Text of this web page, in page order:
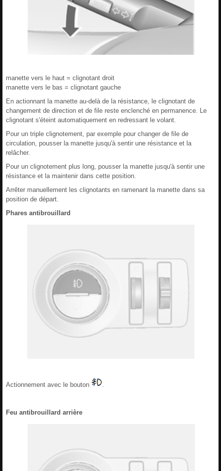
manette vers le haut = clignotant droit
manette vers le bas = clignotant gauche
En actionnant la manette au-delà de la résistance, le clignotant de
changement de direction et de file reste enclenché en permanence. Le
clignotant s'éteint automatiquement en redressant le volant.
Pour un triple clignotement, par exemple pour changer de file de
circulation, pousser la manette jusqu'à sentir une résistance et la
relâcher.
Pour un clignotement plus long, pousser la manette jusqu'à sentir une
résistance et la maintenir dans cette position.
Arrêter manuellement les clignotants en ramenant la manette dans sa
position de départ.
Phares antibrouillard
Actionnement avec le bouton
Feu antibrouillard arrière